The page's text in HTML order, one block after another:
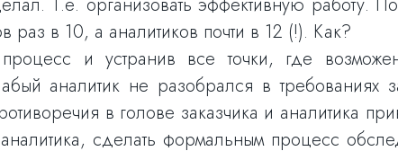
раз в 10, а аналитиков почти в 12 (!). Как?
и устранив все точки, где
аналитик не разобрался в требованиях
в голове заказчика и аналитика
сделать формальным процесс